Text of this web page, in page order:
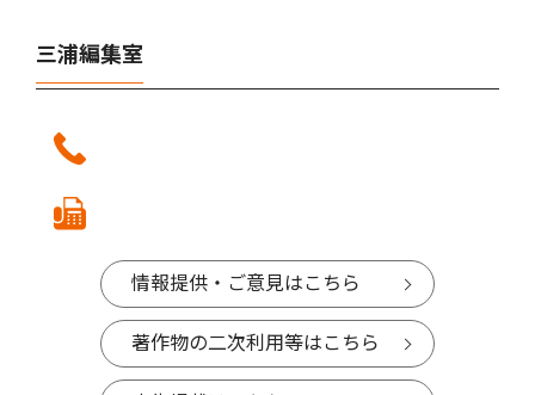
三浦編集室
情報提供・ご意見はこちら
著作物の二次利用等はこちら